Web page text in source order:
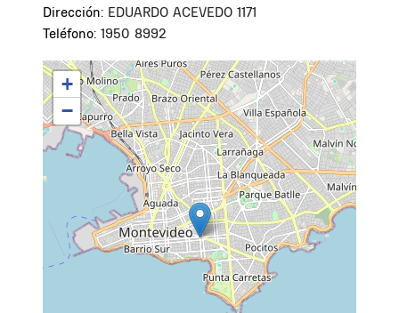
Dirección: EDUARDO ACEVEDO 1171
Teléfono: 1950 8992
+
−